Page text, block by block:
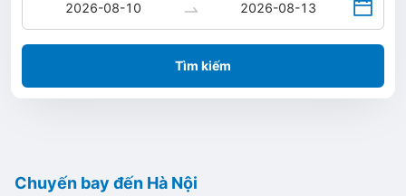
Tìm kiếm
Chuyến bay đến Hà Nội